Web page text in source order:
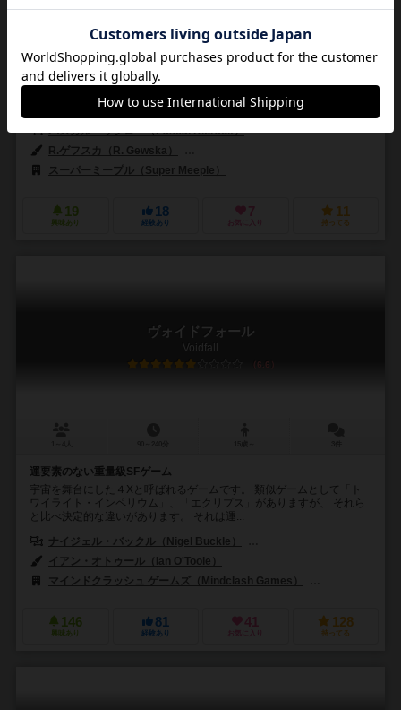
60～150分 14歳～
ルネサンス期の都市国家のリーダーとして活躍しよう
舞台はルネサンス期のイタリア。この動乱の時代に、あなたは影響力
めるのがこのゲームの目的です。 ゲームシス...
パスカル・リブロー（Pascal Ribrault）
R.ゲフスカ（R. Gewska）
スーパーミープル（Super Meeple）
19
興味あり
18
経験あり
7
お気に入り
11
持ってる
ヴォイドフォール
Voidfall
6.6
運要素のない重量級SFゲーム
宇宙を舞台にした４Xと呼ばれるゲームです。 類似ゲームとして「ト
ワイライト・インペリウム」、「エクリプス」がありますが、 それら
と比べ決定的な違いがあります。 それは運...
ナイジェル・バックル（Nigel Buckle）
イアン・オトゥール（Ian O'Toole）
マインドクラッシュ ゲームズ（Mindclash Games）
146
興味あり
81
経験あり
41
お気に入り
128
持ってる